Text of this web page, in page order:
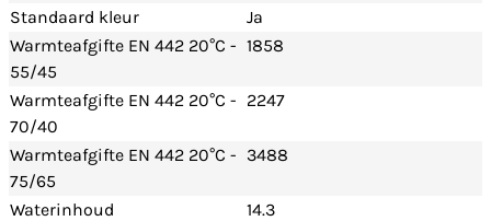
Standaard kleur
Ja
Warmteafgifte EN 442 20°C -
55/45
1858
Warmteafgifte EN 442 20°C -
70/40
2247
Warmteafgifte EN 442 20°C -
75/65
3488
Waterinhoud
14.3